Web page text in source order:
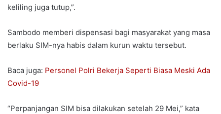
keliling juga tutup,”.
Sambodo memberi dispensasi bagi masyarakat yang masa
berlaku SIM-nya habis dalam kurun waktu tersebut.
Baca juga: Personel Polri Bekerja Seperti Biasa Meski Ada
Covid-19
“Perpanjangan SIM bisa dilakukan setelah 29 Mei,” kata